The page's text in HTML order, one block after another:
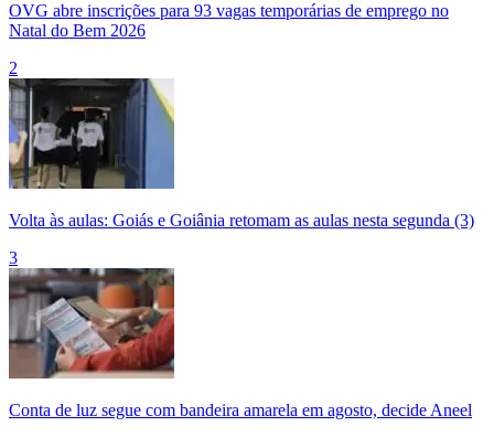
OVG abre inscrições para 93 vagas temporárias de emprego no
Natal do Bem 2026
2
Volta às aulas: Goiás e Goiânia retomam as aulas nesta segunda (3)
3
Conta de luz segue com bandeira amarela em agosto, decide Aneel